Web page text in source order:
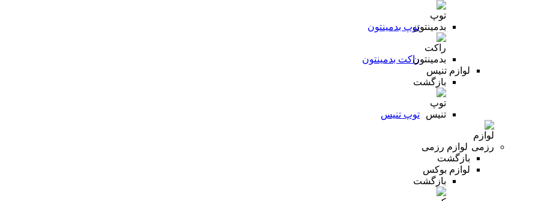
توپ بدمینتون
راکت بدمینتون
لوازم تنیس
بازگشت
توپ تنیس
لوازم رزمی
بازگشت
لوازم بوکس
بازگشت